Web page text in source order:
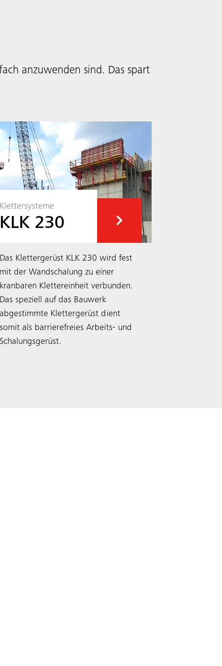
anzuwenden sind. Das spart
Klettersysteme
KLK 230
Das Klettergerüst KLK 230 wird fest
mit der Wandschalung zu einer
kranbaren Klettereinheit verbunden.
Das speziell auf das Bauwerk
abgestimmte Klettergerüst dient
somit als barrierefreies Arbeits- und
Schalungsgerüst.